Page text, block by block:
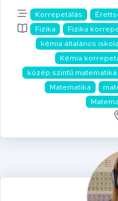
Korrepetálás
Fizika
Fizika
kémia általános iskola
Kémia
közép szintű matematika
Matematika